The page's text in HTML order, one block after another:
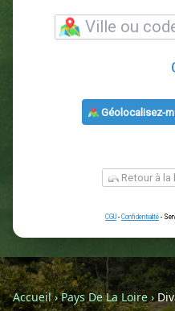
Entrez le
Accueil›Pays De La Loire ›